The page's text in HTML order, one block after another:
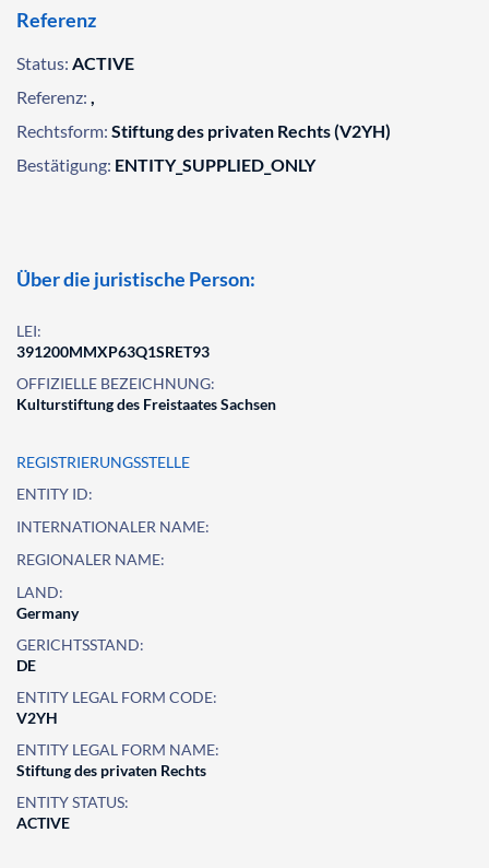
Referenz
Status: ACTIVE
Referenz: ,
Rechtsform: Stiftung des privaten Rechts (V2YH)
Bestätigung: ENTITY_SUPPLIED_ONLY
Über die juristische Person:
LEI:
391200MMXP63Q1SRET93
OFFIZIELLE BEZEICHNUNG:
Kulturstiftung des Freistaates Sachsen
REGISTRIERUNGSSTELLE
ENTITY ID:
INTERNATIONALER NAME:
REGIONALER NAME:
LAND:
Germany
GERICHTSSTAND:
DE
ENTITY LEGAL FORM CODE:
V2YH
ENTITY LEGAL FORM NAME:
Stiftung des privaten Rechts
ENTITY STATUS:
ACTIVE